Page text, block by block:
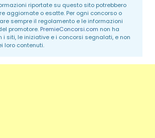
riportate su questo sito potrebbero
aggiornate o esatte. Per ogni concorso o
sempre il regolamento e le informazioni
promotore. PremieConcorsi.com non ha
i siti, le iniziative e i concorsi segnalati, e non
loro contenuti.